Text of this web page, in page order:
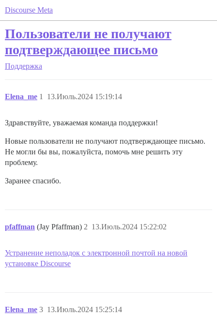
Discourse Meta
Пользователи не получают
подтверждающее письмо
Поддержка
Elena_me 13.Июль.2024 15:19:14
1
Здравствуйте, уважаемая команда поддержки!
Новые пользователи не получают подтверждающее письмо.
Не могли бы вы, пожалуйста, помочь мне решить эту
проблему.
Заранее спасибо.
pfaffman (Jay Pfaffman) 13.Июль.2024 15:22:02
2
Устранение неполадок с электронной почтой на новой
установке Discourse
Elena_me 13.Июль.2024 15:25:14
3